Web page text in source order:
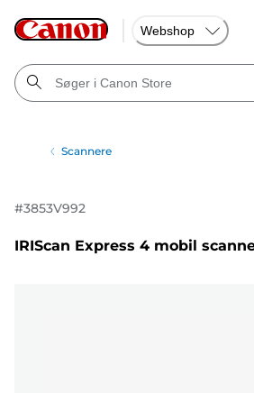
Webshop
Scannere
#3853V992
IRIScan Express 4 mobil